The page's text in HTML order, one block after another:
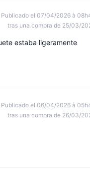
Publicado el 07/04/2026 à
tras una compra de 25/03/
estaba ligeramente
Publicado el 06/04/2026 à
tras una compra de 26/03/